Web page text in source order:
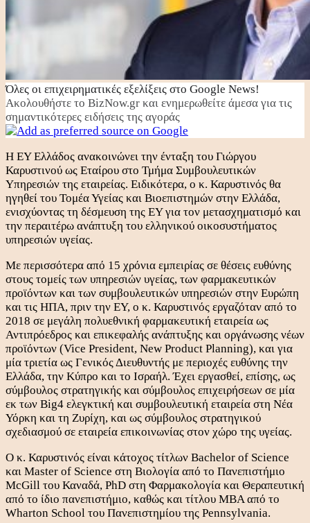
Όλες οι επιχειρηματικές εξελίξεις στο Google News!
Ακολουθήστε το BizNow.gr και ενημερωθείτε άμεσα για τις
σημαντικότερες ειδήσεις της αγοράς
Η ΕΥ Ελλάδος ανακοινώνει την ένταξη του Γιώργου
Καρυστινού ως Εταίρου στο Τμήμα Συμβουλευτικών
Υπηρεσιών της εταιρείας. Ειδικότερα, ο κ. Καρυστινός θα
ηγηθεί του Τομέα Υγείας και Βιοεπιστημών στην Ελλάδα,
ενισχύοντας τη δέσμευση της ΕΥ για τον μετασχηματισμό και
την περαιτέρω ανάπτυξη του ελληνικού οικοσυστήματος
υπηρεσιών υγείας.
Με περισσότερα από 15 χρόνια εμπειρίας σε θέσεις ευθύνης
στους τομείς των υπηρεσιών υγείας, των φαρμακευτικών
προϊόντων και των συμβουλευτικών υπηρεσιών στην Ευρώπη
και τις ΗΠΑ, πριν την EY, ο κ. Καρυστινός εργαζόταν από το
2018 σε μεγάλη πολυεθνική φαρμακευτική εταιρεία ως
Αντιπρόεδρος και επικεφαλής ανάπτυξης και οργάνωσης νέων
προϊόντων (Vice President, New Product Planning), και για
μία τριετία ως Γενικός Διευθυντής με περιοχές ευθύνης την
Ελλάδα, την Κύπρο και το Ισραήλ. Έχει εργασθεί, επίσης, ως
σύμβουλος στρατηγικής και σύμβουλος επιχειρήσεων σε μία
εκ των Big4 ελεγκτική και συμβουλευτική εταιρεία στη Νέα
Υόρκη και τη Ζυρίχη, και ως σύμβουλος στρατηγικού
σχεδιασμού σε εταιρεία επικοινωνίας στον χώρο της υγείας.
Ο κ. Καρυστινός είναι κάτοχος τίτλων Bachelor of Science
και Master of Science στη Βιολογία από το Πανεπιστήμιο
McGill του Καναδά, PhD στη Φαρμακολογία και Θεραπευτική
από το ίδιο πανεπιστήμιο, καθώς και τίτλου MBA από το
Wharton School του Πανεπιστημίου της Pennsylvania.